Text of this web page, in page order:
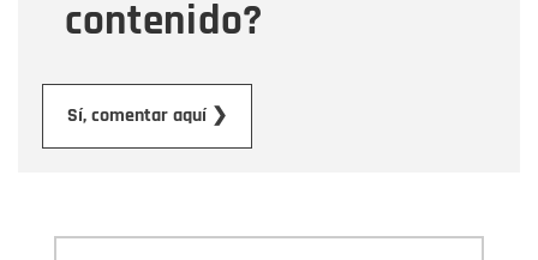
contenido?
Sí, comentar aquí ❯